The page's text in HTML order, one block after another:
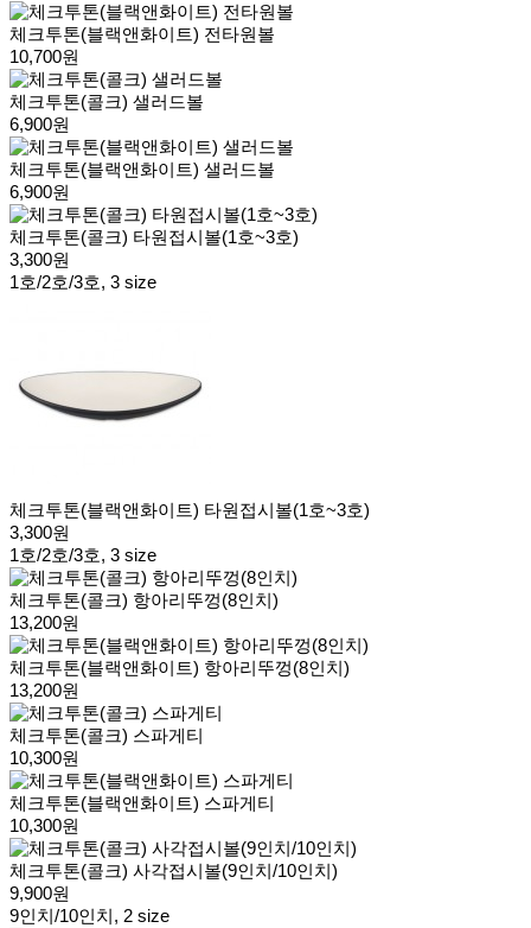
체크투톤(블랙앤화이트) 전타원볼
10,700원
체크투톤(콜크) 샐러드볼
6,900원
체크투톤(블랙앤화이트) 샐러드볼
6,900원
체크투톤(콜크) 타원접시볼(1호~3호)
3,300원
1호/2호/3호, 3 size
체크투톤(블랙앤화이트) 타원접시볼(1호~3호)
3,300원
1호/2호/3호, 3 size
체크투톤(콜크) 항아리뚜껑(8인치)
13,200원
체크투톤(블랙앤화이트) 항아리뚜껑(8인치)
13,200원
체크투톤(콜크) 스파게티
10,300원
체크투톤(블랙앤화이트) 스파게티
10,300원
체크투톤(콜크) 사각접시볼(9인치/10인치)
9,900원
9인치/10인치, 2 size